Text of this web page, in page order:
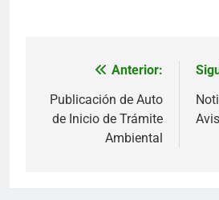
Navegación
de
entradas
Anterior:
Publicación de Auto
de Inicio de Trámite
Ambiental